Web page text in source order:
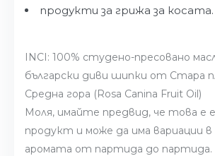
продукти за грижа за косата.
INCI: 100% студено-пресовано
български диви шипки от Стара
Средна гора (Rosa Canina Fruit Oil)
Моля, имайте предвид, че това е
продукт и може да има вариации
аромата от партида до партида.